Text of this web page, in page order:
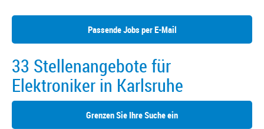
Passende Jobs per E-Mail
33 Stellenangebote für
Elektroniker in Karlsruhe
Grenzen Sie Ihre Suche ein